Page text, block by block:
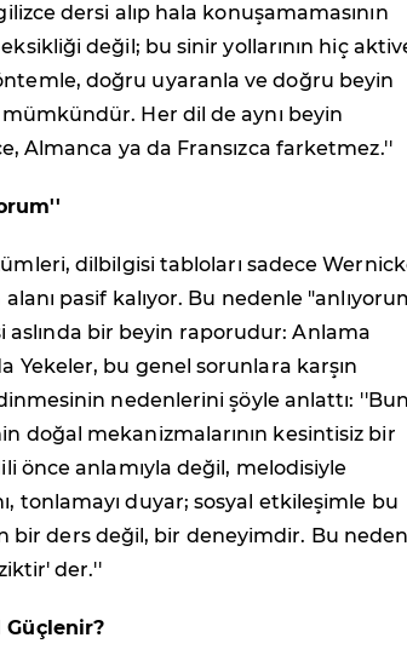
dersi alıp hala konuşamamasının
değil; bu sinir yollarının hiç
doğru uyaranla ve doğru beyin
Her dil de aynı beyin
Almanca ya da Fransızca farketmez.''
dilbilgisi tabloları sadece
alanı pasif kalıyor. Bu nedenle
aslında bir beyin raporudur: Anlama
Yekeler, bu genel sorunlara karşın
nedenlerini şöyle anlattı:
doğal mekanizmalarının kesintisiz bir
önce anlamıyla değil, melodisiyle
tonlamayı duyar; sosyal etkileşimle bu
bir ders değil, bir deneyimdir. Bu
der.''
Güçlenir?